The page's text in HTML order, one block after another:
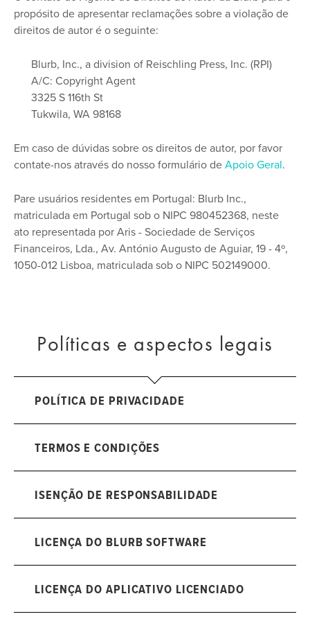
propósito de apresentar reclamações sobre a violação de
direitos de autor é o seguinte:
Blurb, Inc., a division of Reischling Press, Inc. (RPI)
A/C: Copyright Agent
3325 S 116th St
Tukwila, WA 98168
Em caso de dúvidas sobre os direitos de autor, por favor
contate-nos através do nosso formulário de Apoio Geral.
Pare usuários residentes em Portugal: Blurb Inc.,
matriculada em Portugal sob o NIPC 980452368, neste
ato representada por Aris - Sociedade de Serviços
Financeiros, Lda., Av. António Augusto de Aguiar, 19 - 4º,
1050-012 Lisboa, matriculada sob o NIPC 502149000.
Políticas e aspectos legais
POLÍTICA DE PRIVACIDADE
TERMOS E CONDIÇÕES
ISENÇÃO DE RESPONSABILIDADE
LICENÇA DO BLURB SOFTWARE
LICENÇA DO APLICATIVO LICENCIADO